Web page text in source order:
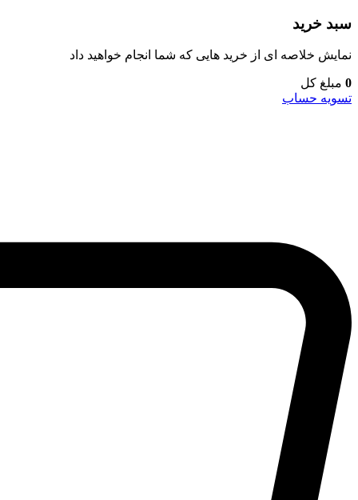
سبد خرید
نمایش خلاصه ای از خرید هایی که شما انجام خواهید داد
0 مبلغ کل
تسویه حساب